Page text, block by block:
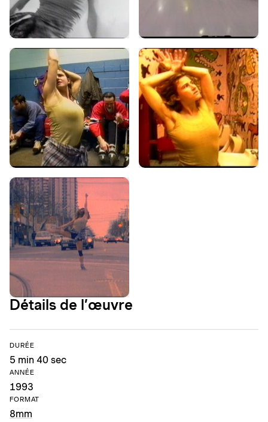
Détails de l’œuvre
DURÉE
5 min 40 sec
ANNÉE
1993
FORMAT
8mm